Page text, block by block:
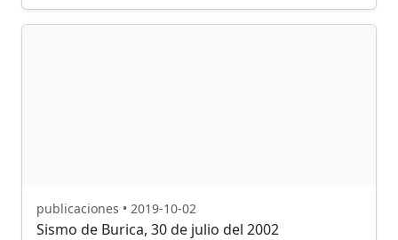
publicaciones • 2019-10-02
Sismo de Burica, 30 de julio del 2002